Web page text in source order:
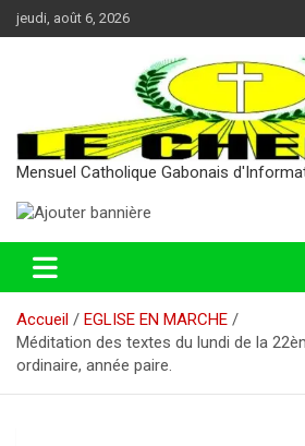
Aller
au
jeudi, août 6, 2026
Mensuel Catholique Gabonais
Accueil
EGLISE EN MARCHE
Méditation des textes du lundi de la
ordinaire, année paire.